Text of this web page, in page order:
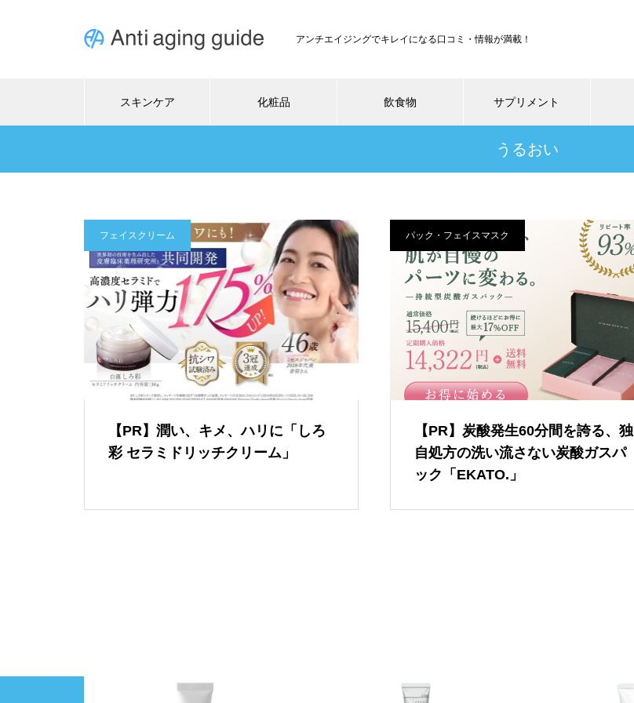
アンチエイジングでキレイになる口コミ・情報が満載！
スキンケア 化粧品 飲食物 サプリメント
うるおい
フェイスクリーム
【PR】潤い、キメ、ハリに「しろ
彩 セラミドリッチクリーム」
パック・フェイスマスク
【PR】炭酸発生60分間を誇る、独
自処方の洗い流さない炭酸ガスパ
ック「EKATO.」